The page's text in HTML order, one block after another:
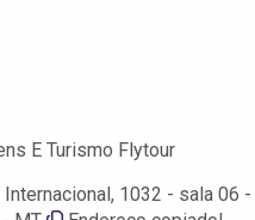
E Turismo Flytour
1032 - sala 06 -